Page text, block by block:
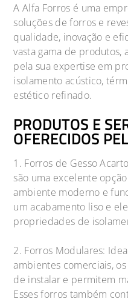
A Alfa Forros é uma
soluções de forros e
qualidade, inovação e
vasta gama de produtos,
pela sua expertise em
isolamento acústico,
estético refinado.
PRODUTOS E
OFERECIDOS
1. Forros de Gesso
são uma excelente
ambiente moderno e
um acabamento liso e
propriedades de
2. Forros Modulares:
ambientes comerciais,
de instalar e permitem
Esses forros também